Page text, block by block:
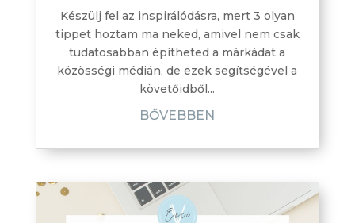
Készülj fel az inspirálódásra, mert 3 olyan
tippet hoztam ma neked, amivel nem csak
tudatosabban építheted a márkádat a
közösségi médián, de ezek segítségével a
követőidből...
BŐVEBBEN